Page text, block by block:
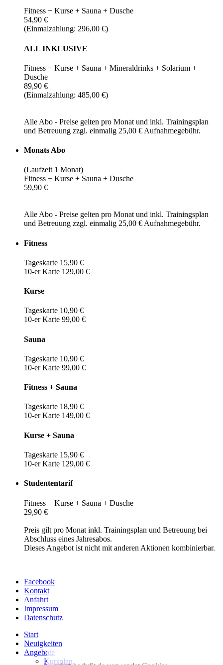
Fitness + Kurse + Sauna + Dusche
54,90 €
(Einmalzahlung: 296,00 €)
ALL INKLUSIVE
Fitness + Kurse + Sauna + Mineraldrinks + Solarium +
Dusche
89,90 €
(Einmalzahlung: 485,00 €)
Alle Abo - Preise gelten pro Monat und inkl. Trainingsplan
und Betreuung zzgl. einmalig 25,00 € Aufnahmegebühr.
Monats Abo
(Laufzeit 1 Monat)
Fitness + Kurse + Sauna + Dusche
59,90 €
Alle Abo - Preise gelten pro Monat und inkl. Trainingsplan
und Betreuung zzgl. einmalig 25,00 € Aufnahmegebühr.
Fitness
Tageskarte 15,90 €
10-er Karte 129,00 €
Kurse
Tageskarte 10,90 €
10-er Karte 99,00 €
Sauna
Tageskarte 10,90 €
10-er Karte 99,00 €
Fitness + Sauna
Tageskarte 18,90 €
10-er Karte 149,00 €
Kurse + Sauna
Tageskarte 15,90 €
10-er Karte 129,00 €
Studententarif
Fitness + Kurse + Sauna + Dusche
29,90 €
Preis gilt pro Monat inkl. Trainingsplan und Betreuung bei
Abschluss eines Jahresabos.
Dieses Angebot ist nicht mit anderen Aktionen kombinierbar.
Facebook
Kontakt
Anfahrt
Impressum
Datenschutz
Start
Neuigkeiten
Angebote
Kursplan